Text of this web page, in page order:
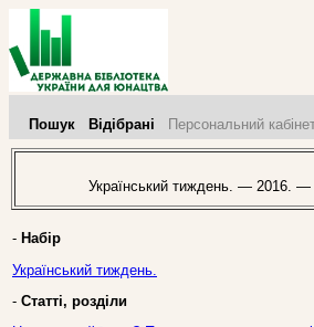
Пошук Відібрані Персональний
Український тиждень. — 2016.
- Набір
Український тиждень.
- Статті, розділи